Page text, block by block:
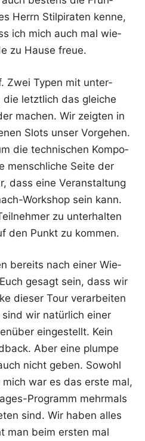
Herrn Stil­pi­ra­ten ken­ne,
ich mich auch mal wie­
zu Hau­se freue.
Zwei Typen mit unter­
letzt­lich das glei­che
machen. Wir zeig­ten in
Slots unser Vor­ge­hen.
die tech­ni­schen Kom­po­
mensch­li­che Sei­te der
dass eine Ver­an­stal­tung
Work­shop sein kann.
zu unter­hal­ten
den Punkt zu kommen.
bereits nach einer Wie­
gesagt sein, dass wir
die­ser Tour ver­ar­bei­ten
wir natür­lich einer
ein­ge­stellt. Kein
Aber eine plum­pe
nicht geben. Sowohl
war es das ers­te mal,
Pro­gramm mehr­mals
sind. Wir haben alles
man beim ers­ten mal